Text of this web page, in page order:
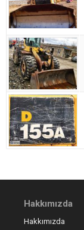
Hakkımızda
Hakkımızda